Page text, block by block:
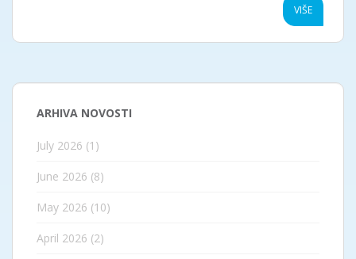
VIŠE
ARHIVA NOVOSTI
July 2026 (1)
June 2026 (8)
May 2026 (10)
April 2026 (2)